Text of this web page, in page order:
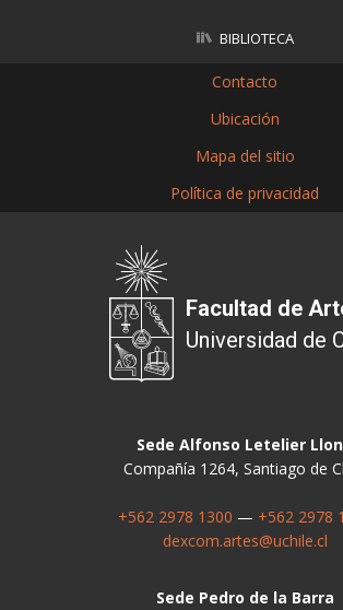
BIBLIOTECA
Contacto
Ubicación
Mapa del sitio
Política de privacidad
Facultad de
Universidad de
Sede Alfonso Letelier
Compañía 1264, Santiago de
+562 2978 1300 — +562 2978
dexcom.artes@uchile.cl
Sede Pedro de la Barra